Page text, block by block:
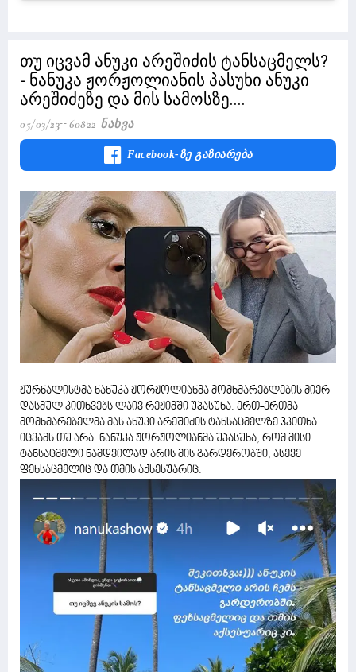
თუ იცვამ ანუკი არეშიძის ტანსაცმელს?
- ნანუკა ჟორჟოლიანის პასუხი ანუკი
არეშიძეზე და მის სამოსზე....
05/03/23 60822 Ნახვა
Facebook-Ზე Გაზიარება
ჟურნალისტმა ნანუკა ჟორჟოლიანმა მომხმარებლების მიერ
დასმულ კითხვებს ლაივ რეჟიმში უპასუხა. ერთ-ერთმა
მომხმარებელმა მას ანუკი არეშიძის ტანსაცმელზე ჰკითხა
იცვამს თუ არა. ნანუკა ჟორჟოლიანმა უპასუხა, რომ მისი
ტანსაცმელი ნამდვილად არის მის გარდერობში, ასევე
ფეხსაცმელიც და თმის აქსესუარიც.